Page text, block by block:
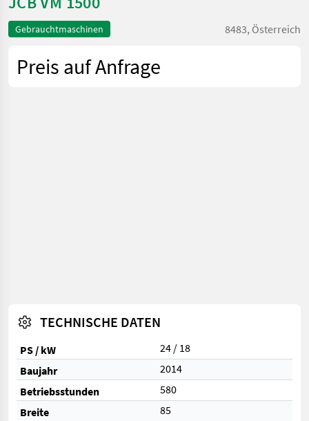
Gebrauchtmaschinen 8483, Österreich
Preis auf Anfrage
TECHNISCHE DATEN
PS / kW
24 / 18
Baujahr
2014
Betriebsstunden
580
Breite
85